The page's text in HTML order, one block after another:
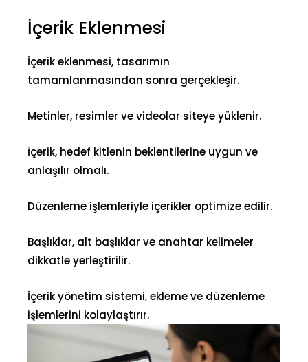
İçerik Eklenmesi
İçerik eklenmesi, tasarımın
tamamlanmasından sonra gerçekleşir.
Metinler, resimler ve videolar siteye yüklenir.
İçerik, hedef kitlenin beklentilerine uygun ve
anlaşılır olmalı.
Düzenleme işlemleriyle içerikler optimize edilir.
Başlıklar, alt başlıklar ve anahtar kelimeler
dikkatle yerleştirilir.
İçerik yönetim sistemi, ekleme ve düzenleme
işlemlerini kolaylaştırır.